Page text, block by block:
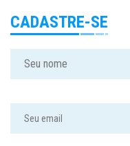
CADASTRE-SE